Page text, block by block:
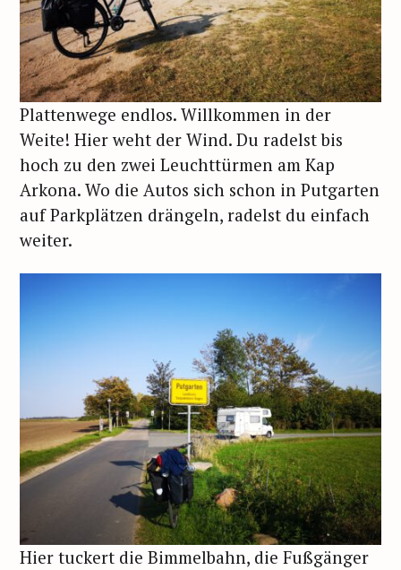
Plattenwege endlos. Willkommen in der
Weite! Hier weht der Wind. Du radelst bis
hoch zu den zwei Leuchttürmen am Kap
Arkona. Wo die Autos sich schon in Putgarten
auf Parkplätzen drängeln, radelst du einfach
weiter.
Hier tuckert die Bimmelbahn, die Fußgänger